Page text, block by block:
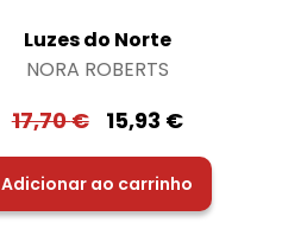
Luzes do Norte
NORA ROBERTS
17,70€ 15,93 €
Adicionar ao carrinho